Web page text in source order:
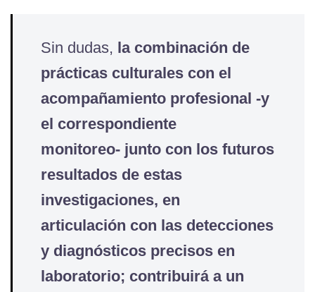
Sin dudas, la combinación de
prácticas culturales con el
acompañamiento profesional -y
el correspondiente
monitoreo- junto con los futuros
resultados de estas
investigaciones, en
articulación con las detecciones
y diagnósticos precisos en
laboratorio; contribuirá a un